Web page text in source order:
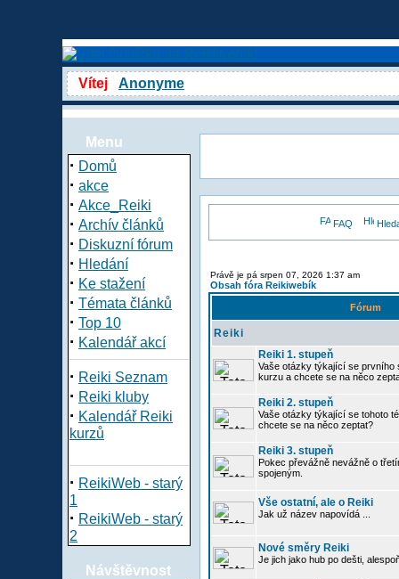
Vítej Anonyme
Menu
· Domů
· akce
· Akce_Reiki
· Archív článků
· Diskuzní fórum
· Hledání
· Ke stažení
· Témata článků
· Top 10
· Kalendář akcí
· Reiki Seznam
· Reiki kluby
· Kalendář Reiki
kurzů
· ReikiWeb - starý
1
· ReikiWeb - starý
2
Návštěvnost
FAQ
Právě je pá srpen 07, 2026 1:37 am
Obsah fóra Reikiwebík
Fórum
Reiki
Reiki 1. stupeň
Vaše otázky týkající se prvního
kurzu a chcete se na něco
Reiki 2. stupeň
Vaše otázky týkající se tohoto
chcete se na něco zeptat?
Reiki 3. stupeň
Pokec převážně nevážně o
spojeným.
Vše ostatní, ale o Reiki
Jak už název napovídá ...
Nové směry Reiki
Je jich jako hub po dešti,